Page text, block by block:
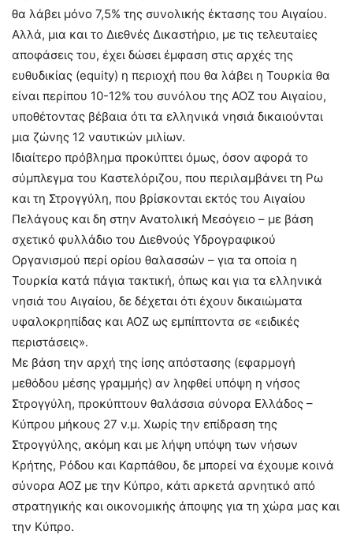
θα λάβει μόνο 7,5% της συνολικής έκτασης του Αιγαίου.
Αλλά, μια και το Διεθνές Δικαστήριο, με τις τελευταίες
αποφάσεις του, έχει δώσει έμφαση στις αρχές της
ευθυδικίας (equity) η περιοχή που θα λάβει η Τουρκία θα
είναι περίπου 10-12% του συνόλου της ΑΟΖ του Αιγαίου,
υποθέτοντας βέβαια ότι τα ελληνικά νησιά δικαιούνται
μια ζώνης 12 ναυτικών μιλίων.
Ιδιαίτερο πρόβλημα προκύπτει όμως, όσον αφορά το
σύμπλεγμα του Καστελόριζου, που περιλαμβάνει τη Ρω
και τη Στρογγύλη, που βρίσκονται εκτός του Αιγαίου
Πελάγους και δη στην Ανατολική Μεσόγειο – με βάση
σχετικό φυλλάδιο του Διεθνούς Υδρογραφικού
Οργανισμού περί ορίου θαλασσών – για τα οποία η
Τουρκία κατά πάγια τακτική, όπως και για τα ελληνικά
νησιά του Αιγαίου, δε δέχεται ότι έχουν δικαιώματα
υφαλοκρηπίδας και ΑΟΖ ως εμπίπτοντα σε «ειδικές
περιστάσεις».
Με βάση την αρχή της ίσης απόστασης (εφαρμογή
μεθόδου μέσης γραμμής) αν ληφθεί υπόψη η νήσος
Στρογγύλη, προκύπτουν θαλάσσια σύνορα Ελλάδος –
Κύπρου μήκους 27 ν.μ. Χωρίς την επίδραση της
Στρογγύλης, ακόμη και με λήψη υπόψη των νήσων
Κρήτης, Ρόδου και Καρπάθου, δε μπορεί να έχουμε κοινά
σύνορα ΑΟΖ με την Κύπρο, κάτι αρκετά αρνητικό από
στρατηγικής και οικονομικής άποψης για τη χώρα μας και
την Κύπρο.